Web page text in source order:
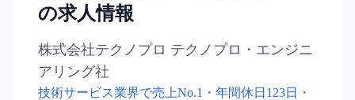
の求人情報
株式会社テクノプロ テクノプロ・エンジニ
アリング社
技術サービス業界で売上No.1・年間休日123日・